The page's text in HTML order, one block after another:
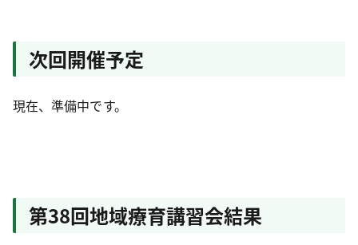
次回開催予定
現在、準備中です。
第38回地域療育講習会結果